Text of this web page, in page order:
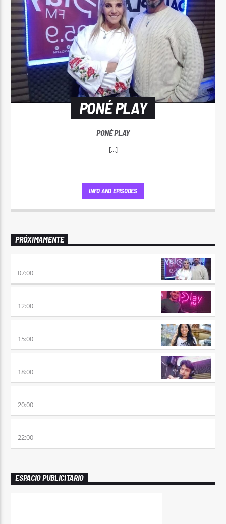
PONÉ PLAY
PONÉ PLAY
[...]
INFO AND EPISODES
PRÓXIMAMENTE
07:00
12:00
15:00
18:00
20:00
22:00
ESPACIO PUBLICITARIO